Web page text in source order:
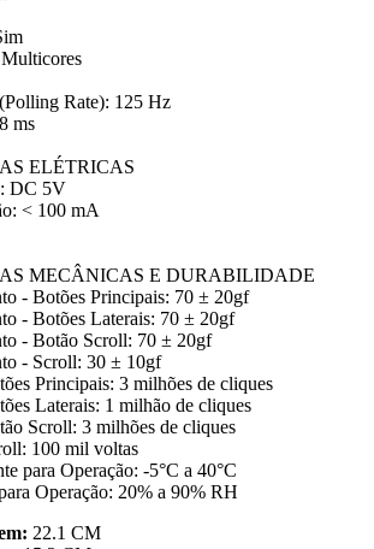
Rate): 125 Hz
ms
ELÉTRICAS
DC 5V
< 100 mA
MECÂNICAS E DURABILIDADE
- Botões Principais: 70 ± 20gf
- Botões Laterais: 70 ± 20gf
- Botão Scroll: 70 ± 20gf
- Scroll: 30 ± 10gf
Principais: 3 milhões de cliques
Laterais: 1 milhão de cliques
Scroll: 3 milhões de cliques
100 mil voltas
para Operação: -5°C a 40°C
Operação: 20% a 90% RH
22.1 CM